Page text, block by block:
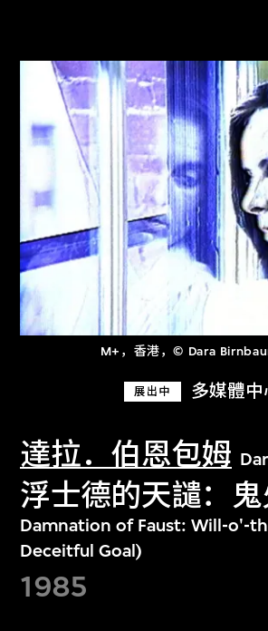
M+，香港，© Dara
展出中 多媒體中
達拉．伯恩包姆
浮士德的天譴：鬼
Damnation of Faust: Will-o'-
Deceitful Goal)
1985
M+藏
进一步筛选
关于M+藏品
探索世界顶级的二十及二十